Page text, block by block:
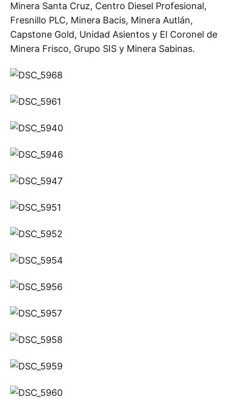
Minera Santa Cruz, Centro Diesel Profesional,
Fresnillo PLC, Minera Bacis, Minera Autlán,
Capstone Gold, Unidad Asientos y El Coronel de
Minera Frisco, Grupo SIS y Minera Sabinas.